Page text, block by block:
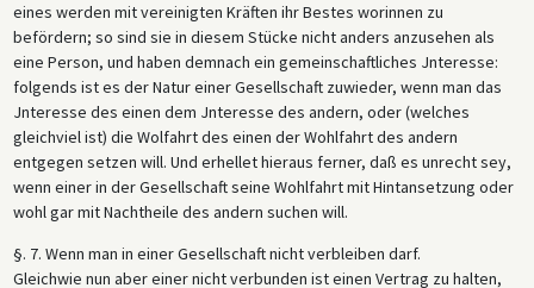
eines werden mit vereinigten Kräften ihr Bestes worinnen zu
befördern; so sind sie in diesem Stücke nicht anders anzusehen als
eine Person, und haben demnach ein gemeinschaftliches Jnteresse:
folgends ist es der Natur einer Gesellschaft zuwieder, wenn man das
Jnteresse des einen dem Jnteresse des andern, oder (welches
gleichviel ist) die Wolfahrt des einen der Wohlfahrt des andern
entgegen setzen will. Und erhellet hieraus ferner, daß es unrecht sey,
wenn einer in der Gesellschaft seine Wohlfahrt mit Hintansetzung oder
wohl gar mit Nachtheile des andern suchen will.
§. 7. Wenn man in einer Gesellschaft nicht verbleiben darf.
Gleichwie nun aber einer nicht verbunden ist einen Vertrag zu halten,